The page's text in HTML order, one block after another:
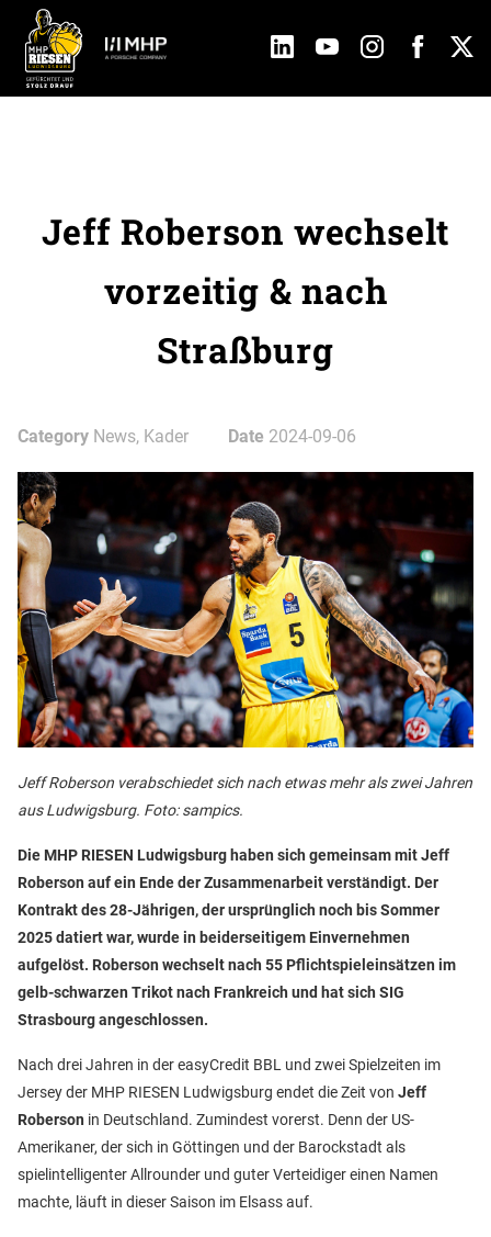
Jeff Roberson wechselt
vorzeitig & nach
Straßburg
Category News, Kader Date 2024-09-06
Jeff Roberson verabschiedet sich nach etwas mehr als zwei Jahren
aus Ludwigsburg. Foto: sampics.
Die MHP RIESEN Ludwigsburg haben sich gemeinsam mit Jeff
Roberson auf ein Ende der Zusammenarbeit verständigt. Der
Kontrakt des 28-Jährigen, der ursprünglich noch bis Sommer
2025 datiert war, wurde in beiderseitigem Einvernehmen
aufgelöst. Roberson wechselt nach 55 Pflichtspieleinsätzen im
gelb-schwarzen Trikot nach Frankreich und hat sich SIG
Strasbourg angeschlossen.
Nach drei Jahren in der easyCredit BBL und zwei Spielzeiten im
Jersey der MHP RIESEN Ludwigsburg endet die Zeit von Jeff
Roberson in Deutschland. Zumindest vorerst. Denn der US-
Amerikaner, der sich in Göttingen und der Barockstadt als
spielintelligenter Allrounder und guter Verteidiger einen Namen
machte, läuft in dieser Saison im Elsass auf.